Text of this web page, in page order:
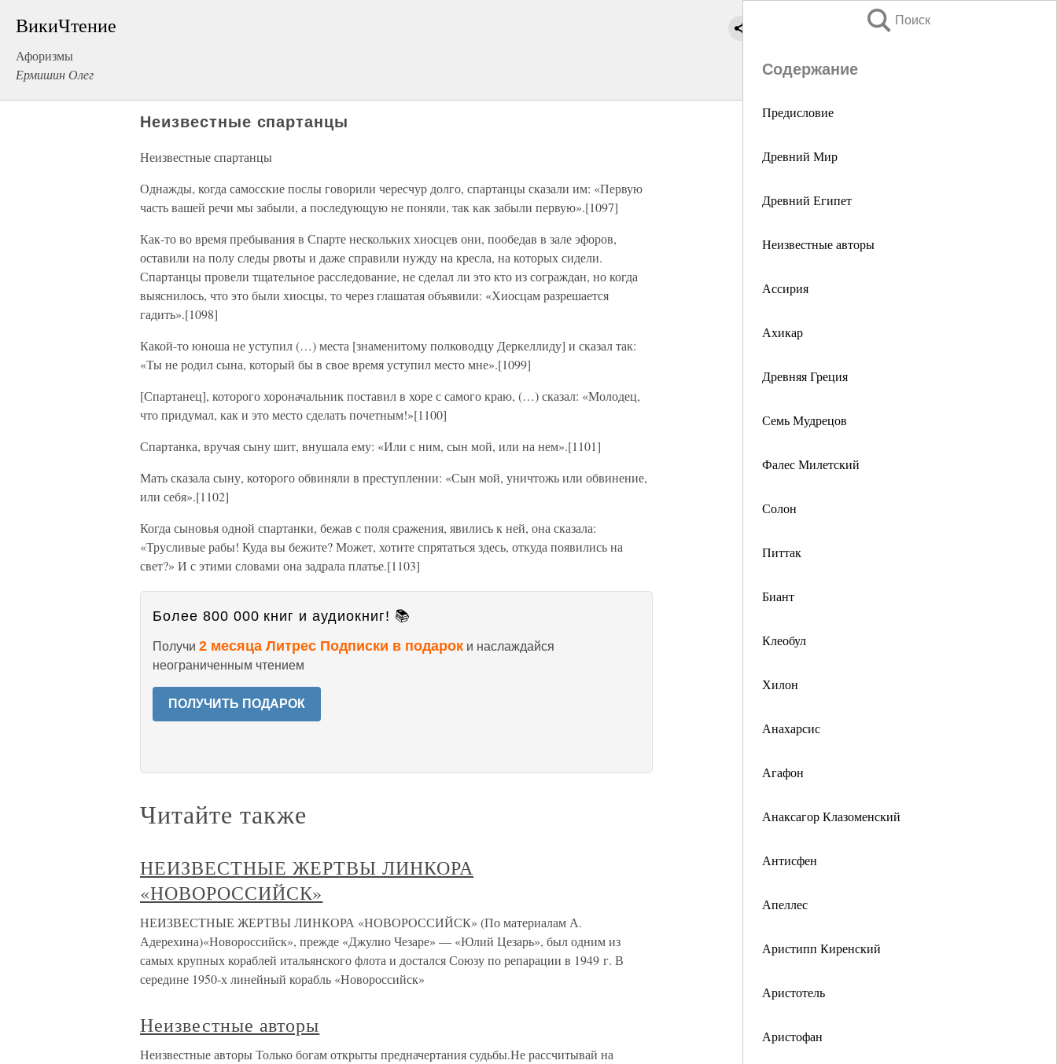
ВикиЧтение
Афоризмы
Ермишин Олег
Поиск
Содержание
Предисловие
Древний Мир
Древний Египет
Неизвестные авторы
Ассирия
Ахикар
Древняя Греция
Семь Мудрецов
Фалес Милетский
Солон
Питтак
Биант
Клеобул
Хилон
Анахарсис
Агафон
Анаксагор Клазоменский
Антисфен
Апеллес
Аристипп Киренский
Аристотель
Аристофан
Неизвестные спартанцы
Неизвестные спартанцы
Однажды, когда самосские послы говорили чересчур долго, спартанцы сказали им: «Первую
часть вашей речи мы забыли, а последующую не поняли, так как забыли первую».[1097]
Как-то во время пребывания в Спарте нескольких хиосцев они, пообедав в зале эфоров,
оставили на полу следы рвоты и даже справили нужду на кресла, на которых сидели.
Спартанцы провели тщательное расследование, не сделал ли это кто из сограждан, но когда
выяснилось, что это были хиосцы, то через глашатая объявили: «Хиосцам разрешается
гадить».[1098]
Какой-то юноша не уступил (…) места [знаменитому полководцу Деркеллиду] и сказал так:
«Ты не родил сына, который бы в свое время уступил место мне».[1099]
[Спартанец], которого хороначальник поставил в хоре с самого краю, (…) сказал: «Молодец,
что придумал, как и это место сделать почетным!»[1100]
Спартанка, вручая сыну шит, внушала ему: «Или с ним, сын мой, или на нем».[1101]
Мать сказала сыну, которого обвиняли в преступлении: «Сын мой, уничтожь или обвинение,
или себя».[1102]
Когда сыновья одной спартанки, бежав с поля сражения, явились к ней, она сказала:
«Трусливые рабы! Куда вы бежите? Может, хотите спрятаться здесь, откуда появились на
свет?» И с этими словами она задрала платье.[1103]
Более 800 000 книг и аудиокниг! 📚
Получи 2 месяца Литрес Подписки в подарок и наслаждайся
неограниченным чтением
ПОЛУЧИТЬ ПОДАРОК
Читайте также
НЕИЗВЕСТНЫЕ ЖЕРТВЫ ЛИНКОРА
«НОВОРОССИЙСК»
НЕИЗВЕСТНЫЕ ЖЕРТВЫ ЛИНКОРА «НОВОРОССИЙСК» (По материалам А.
Адерехина)«Новороссийск», прежде «Джулио Чезаре» — «Юлий Цезарь», был одним из
самых крупных кораблей итальянского флота и достался Союзу по репарации в 1949 г. В
середине 1950-х линейный корабль «Новороссийск»
Неизвестные авторы
Неизвестные авторы Только богам открыты предначертания судьбы.Не рассчитывай на